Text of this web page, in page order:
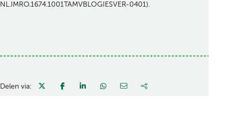
NL.IMRO.1674.1001TAMVBLOGIESVER-0401).
Delen via: